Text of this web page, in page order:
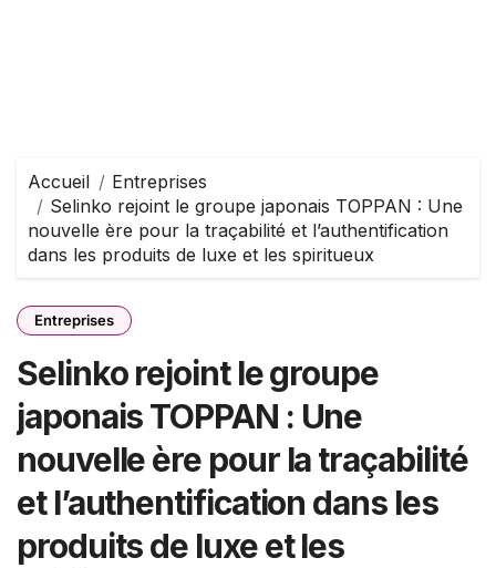
Accueil
Entreprises
Selinko rejoint le groupe japonais TOPPAN : Une
nouvelle ère pour la traçabilité et l’authentification
dans les produits de luxe et les spiritueux
Entreprises
Selinko rejoint le groupe
japonais TOPPAN : Une
nouvelle ère pour la traçabilité
et l’authentification dans les
produits de luxe et les